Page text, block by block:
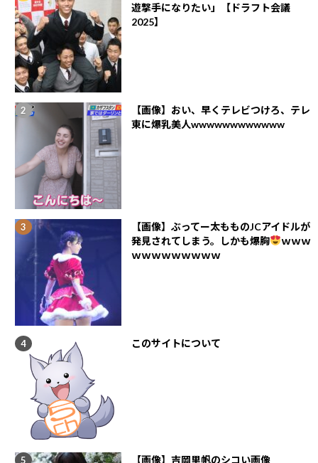
遊撃手になりたい」【ドラフト会議
2025】
【画像】おい、早くテレビつけろ、テレ
東に爆乳美人wwwwwwwwwwww
【画像】ぶってー太もものJCアイドルが
発見されてしまう。しかも爆胸
ｗｗｗ
ｗｗｗｗｗｗｗｗｗ
このサイトについて
【画像】吉岡里帆のシコい画像